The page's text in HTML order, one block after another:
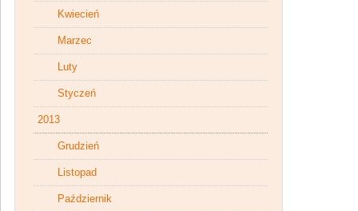
Kwiecień
Marzec
Luty
Styczeń
2013
Grudzień
Listopad
Październik